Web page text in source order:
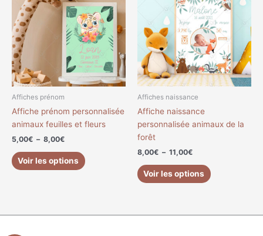
Affiches prénom
Affiche prénom personnalisée
animaux feuilles et fleurs
5,00€ – 8,00€
5,00€
8,00€
Voir les options
a
plusieurs
variations.
Les
options
peuvent
être
sur
la
produit
Affiches naissance
Affiche naissance
personnalisée animaux de la
forêt
8,00€ – 11,00€
8,00€
à
11,00€
Voir les options
a
plusieurs
variations.
Les
options
peuvent
être
la